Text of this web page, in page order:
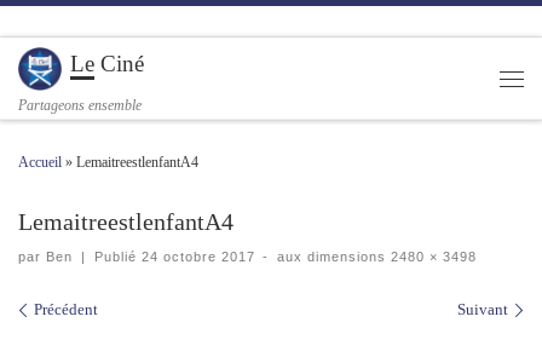
Passer au contenu
Le Ciné
Partageons ensemble
Accueil » LemaitreestlenfantA4
LemaitreestlenfantA4
par Ben | Publié 24 octobre 2017 - aux dimensions 2480 × 3498
Navigation des images
Précédent Suivant